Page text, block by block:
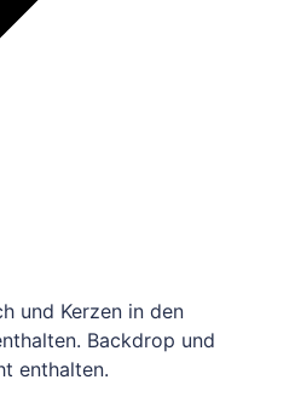
und Kerzen in den
Backdrop und
enthalten.